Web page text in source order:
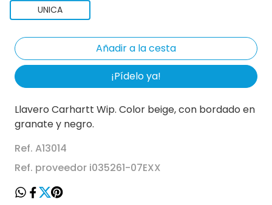
UNICA
¡Pídelo ya!
Llavero Carhartt Wip. Color beige, con bordado en
granate y negro.
Ref. A13014
Ref. proveedor i035261-07EXX